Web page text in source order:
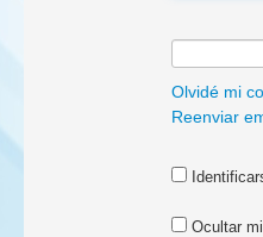
Olvidé mi
Reenviar
Ocultar